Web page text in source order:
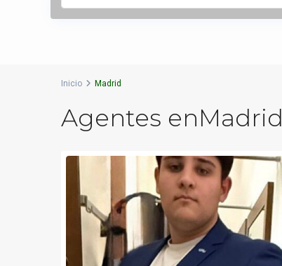
Inicio Madrid
Agentes enMadrid